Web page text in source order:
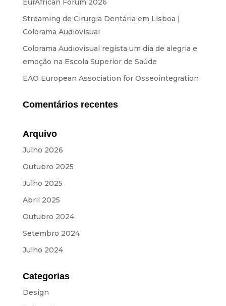
EurAfrican Forum 2026
Streaming de Cirurgia Dentária em Lisboa |
Colorama Audiovisual
Colorama Audiovisual regista um dia de alegria e
emoção na Escola Superior de Saúde
EAO European Association for Osseointegration
Comentários recentes
Arquivo
Julho 2026
Outubro 2025
Julho 2025
Abril 2025
Outubro 2024
Setembro 2024
Julho 2024
Categorias
Design